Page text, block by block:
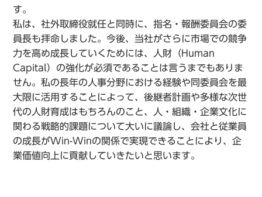
す。
私は、社外取締役就任と同時に、指名・報酬委員会の委
員長も拝命しました。今後、当社がさらに市場での競争
力を高め成長していくためには、人財（Human
Capital）の強化が必須であることは言うまでもありま
せん。私の長年の人事分野における経験や同委員会を最
大限に活用することによって、後継者計画や多様な次世
代の人財育成はもちろんのこと、人・組織・企業文化に
関わる戦略的課題について大いに議論し、会社と従業員
の成長がWin-Winの関係で実現できることにより、企
業価値向上に貢献していきたいと思います。